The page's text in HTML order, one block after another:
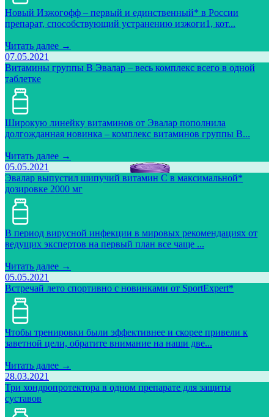
Новый Изжогофф – первый и единственный* в России
препарат, способствующий устранению изжоги1, кот...
Читать далее →
07.05.2021
Витамины группы В Эвалар – весь комплекс всего в одной
таблетке
Широкую линейку витаминов от Эвалар пополнила
долгожданная новинка – комплекс витаминов группы В...
Читать далее →
05.05.2021
Эвалар выпустил шипучий витамин С в максимальной*
дозировке 2000 мг
В период вирусной инфекции в мировых рекомендациях от
ведущих экспертов на первый план все чаще ...
Читать далее →
05.05.2021
Встречай лето спортивно с новинками от SportExpert*
Чтобы тренировки были эффективнее и скорее привели к
заветной цели, обратите внимание на наши две...
Читать далее →
28.03.2021
Три хондропротектора в одном препарате для защиты
суставов